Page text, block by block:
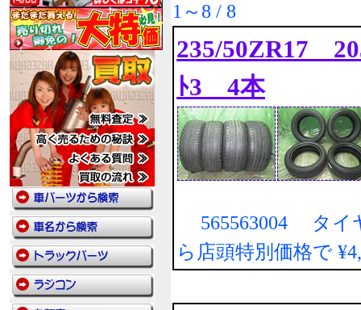
1～8 / 8
235/50ZR17
ﾄ3 4本
565563004 タイ
ら店頭特別価格で